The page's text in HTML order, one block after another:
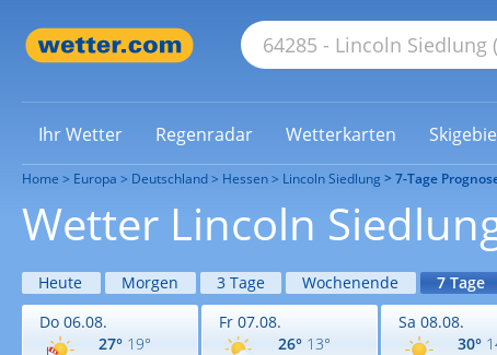
Ihr Wetter Regenradar Wetterkarten
Home Europa Deutschland Hessen Lincoln Siedlung 7-Tage
Wetter Lincoln
Heute Morgen 3 Tage Wochenende 7 Tage
Do 06.08.
27° 19°
Fr 07.08.
26° 13°
Sa 08.08.
30°